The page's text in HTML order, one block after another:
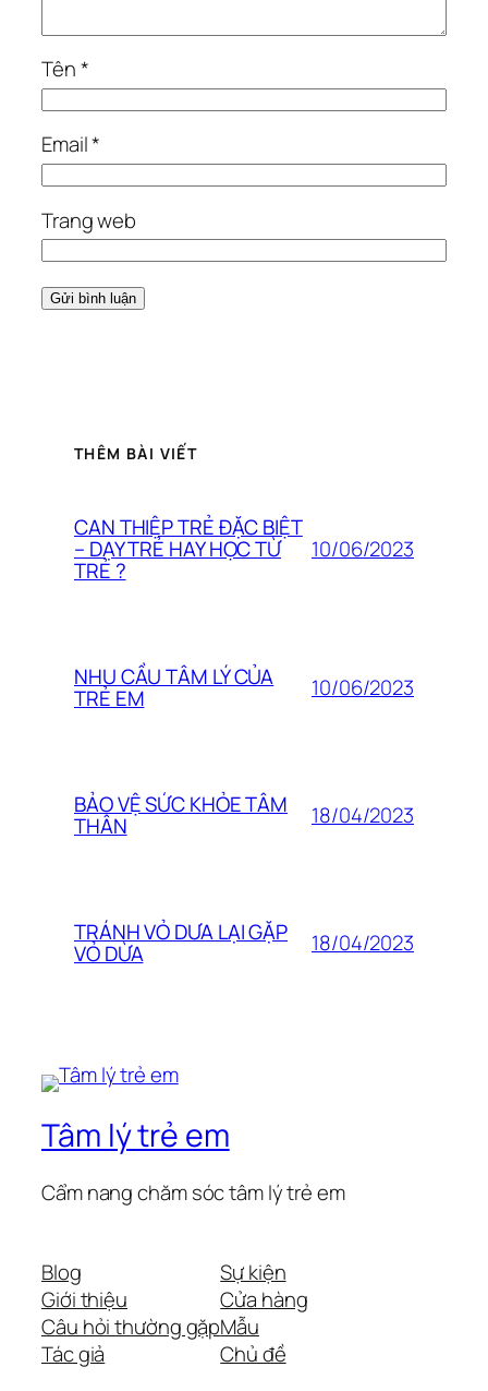
Tên*
Email*
Trang web
THÊM BÀI VIẾT
CAN THIỆP TRẺ ĐẶC BIỆT
– DẠY TRẺ HAY HỌC TỪ
TRẺ ?
10/06/2023
NHU CẦU TÂM LÝ CỦA
TRẺ EM 10/06/2023
BẢO VỆ SỨC KHỎE TÂM
THÂN 18/04/2023
TRÁNH VỎ DƯA LẠI GẶP
VỎ DỪA 18/04/2023
Tâm lý trẻ em
Cẩm nang chăm sóc tâm lý trẻ em
Blog
Giới thiệu
Câu hỏi thường gặp
Tác giả
Sự kiện
Cửa hàng
Mẫu
Chủ đề